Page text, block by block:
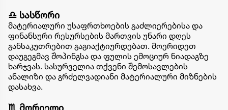
♎ სასწორი
მატერიალური უსაფრთხოების გაძლიერებისა და
ფინანსური რესურსების მართვის უნარი დღეს
განსაკუთრებით გაგიაქტიურდებათ. მოერიდეთ
დაუგეგმავ შოპინგსა და ფულის ემოციურ ნიადაგზე
ხარჯვას. სასურველია თქვენი შემოსავლების
ანალიზი და გრძელვადიანი მატერიალური მიზნების
დასახვა.
♏ მორიელი